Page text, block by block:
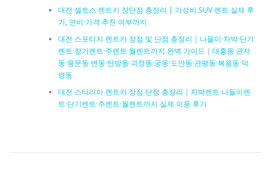
대전 셀토스 렌트카 장단점 총정리 | 가성비 SUV 렌트 실제 후
기, 연비·가격·추천 여부까지
대전 스포티지 렌트카 장점 및 단점 총정리｜나들이·차박·단기
렌트·장기렌트·주렌트·월렌트까지 완벽 가이드｜대흥동·관저
동·용문동·변동·탄방동·괴정동·궁동·도안동·관평동·복용동·덕
명동
대전 스타리아 렌트카 장점 단점 총정리｜차박렌트·나들이렌
트·단기렌트·주렌트·월렌트까지 실제 이용 후기